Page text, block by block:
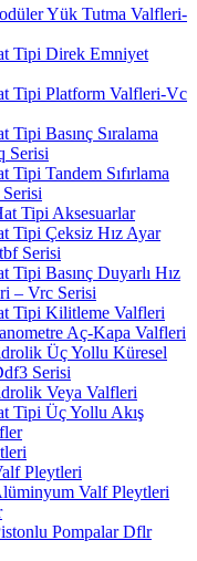
Yük Tutma Valfleri-
Tipi Direk Emniyet
Tipi Platform Valfleri-Vc
Tipi Basınç Sıralama
Serisi
Tipi Tandem Sıfırlama
Tipi Aksesuarlar
Tipi Çeksiz Hız Ayar
Serisi
Tipi Basınç Duyarlı Hız
– Vrc Serisi
Tipi Kilitleme Valfleri
Aç-Kapa Valfleri
Üç Yollu Küresel
Serisi
Veya Valfleri
Tipi Üç Yollu Akış
Pleytleri
Valf Pleytleri
Pompalar Dflr